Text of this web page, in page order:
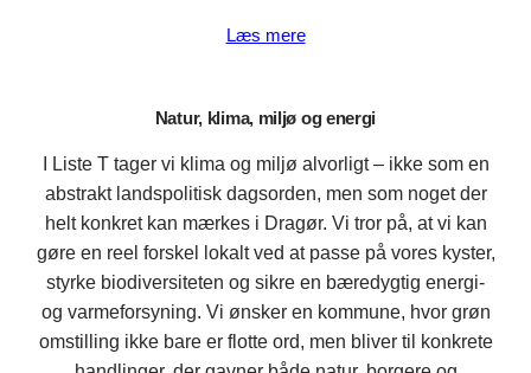
Læs mere
Natur, klima, miljø og energi
I Liste T tager vi klima og miljø alvorligt – ikke som en
abstrakt landspolitisk dagsorden, men som noget der
helt konkret kan mærkes i Dragør. Vi tror på, at vi kan
gøre en reel forskel lokalt ved at passe på vores kyster,
styrke biodiversiteten og sikre en bæredygtig energi-
og varmeforsyning. Vi ønsker en kommune, hvor grøn
omstilling ikke bare er flotte ord, men bliver til konkrete